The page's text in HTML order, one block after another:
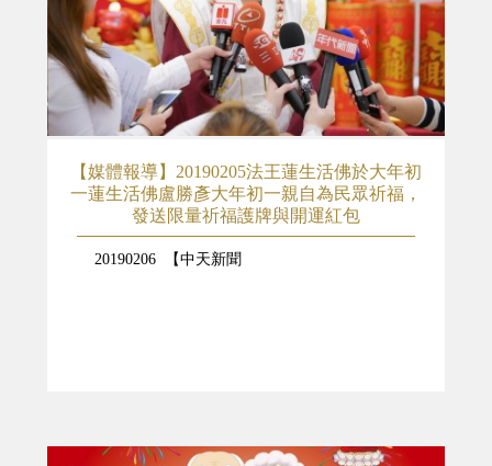
【媒體報導】20190205法王蓮生活佛於大年初
一蓮生活佛盧勝彥大年初一親自為民眾祈福，
發送限量祈福護牌與開運紅包
20190206 【中天新聞